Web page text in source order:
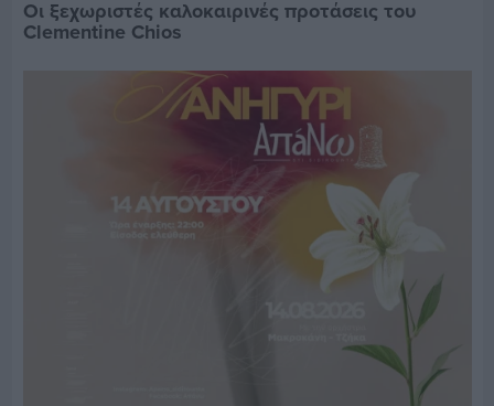
Οι ξεχωριστές καλοκαιρινές προτάσεις του
Clementine Chios